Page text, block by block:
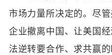
市场力量所决定的。尽
企业撤离中国、让美国
法逆转要合作、求共赢